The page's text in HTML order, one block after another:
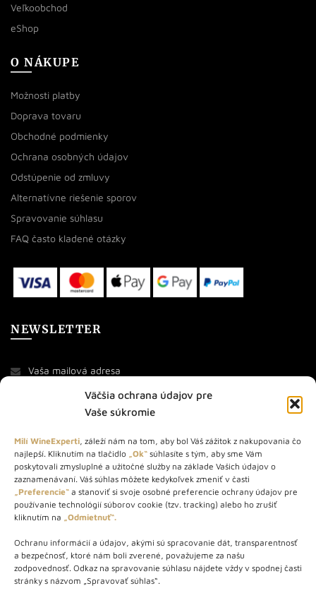
Väčšia ochrana údajov pre
Vaše súkromie
Milí WineExperti, záleží nám na tom, aby bol Váš zážitok z nakupovania čo
najlepší. Kliknutím na tlačidlo „Ok“ súhlasíte s tým, aby sme Vám
poskytovali zmysluplné a užitočné služby na základe Vašich údajov o
zaznamenávaní. Váš súhlas môžete kedykoľvek zmeniť v časti
„Preferencie“ a stanoviť si svoje osobné preferencie ochrany údajov pre
používanie technológií súborov cookie (tzv. tracking) alebo ho zrušiť
kliknutím na „Odmietnuť“.
Ochranu informácií a údajov, akými sú spracovanie dát, transparentnosť
a bezpečnosť, ktoré nám boli zverené, považujeme za našu
zodpovednosť. Odkaz na spravovanie súhlasu nájdete vždy v spodnej časti
stránky s názvom „Spravovať súhlas“.
Veľkoobchod
eShop
O NÁKUPE
Možnosti platby
Doprava tovaru
Obchodné podmienky
Ochrana osobných údajov
Odstúpenie od zmluvy
Alternatívne riešenie sporov
Spravovanie súhlasu
FAQ často kladené otázky
NEWSLETTER
O NÁS
STORE – obchod s vínom a destilátmi od roku 2010. Na našej
webovej stránke predávame viac ako 1000+ značkových
produktov.
Info tel.: +421 917 779 888
Vínotéka: +421 917 888 879
Vínotéka: Bratislavská 49/B, Bratislava 841 06